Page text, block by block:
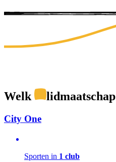
Welk lidmaatschap
City One
Sporten in 1 club